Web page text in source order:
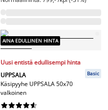
AINA EDULLINEN HINTA
Uusi entistä edullisempi hinta
UPPSALA
Käsipyyhe UPPSALA 50x70
valkoinen
Basic





